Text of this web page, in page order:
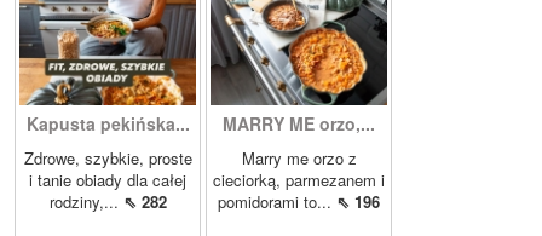
Kapusta pekińska...
Zdrowe, szybkie, proste
i tanie obiady dla całej
rodziny,... ⇖ 282
MARRY ME orzo,...
Marry me orzo z
cieciorką, parmezanem i
pomidorami to... ⇖ 196